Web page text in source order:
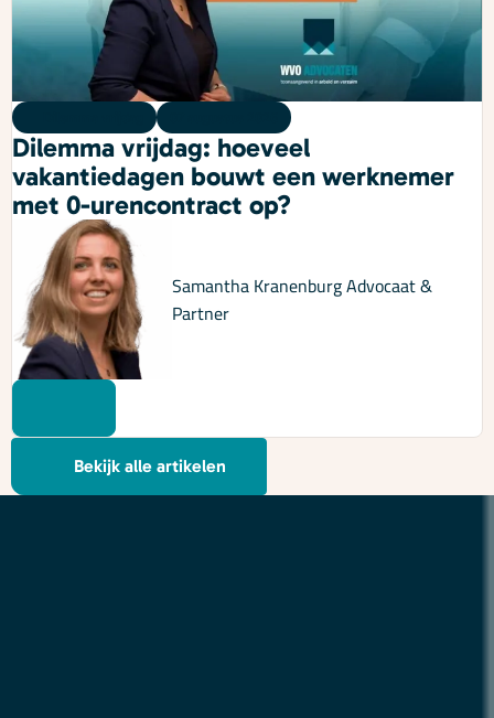
Dilemma vrijdag: hoeveel
vakantiedagen bouwt een werknemer
met 0-urencontract op?
Samantha KranenburgAdvocaat &
Partner
Bekijk alle artikelen